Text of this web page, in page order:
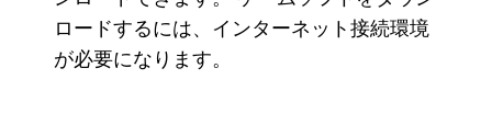
ロードするには、インターネット接続環境
が必要になります。